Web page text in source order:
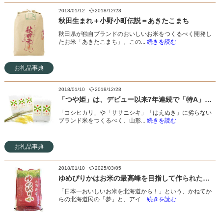
2018/01/12 2018/12/28
秋田生まれ＋小野小町伝説＝あきたこまち
秋田県が独自ブランドのおいしいお米をつくるべく開発し
たお米「あきたこまち」。この... 続きを読む
お礼品事典
2018/01/10 2018/12/28
「つや姫」は、デビュー以来7年連続で「特A」獲得中！
「コシヒカリ」や「ササニシキ」「はえぬき」に劣らない
ブランド米をつくるべく、山形... 続きを読む
お礼品事典
2018/01/10 2025/03/05
ゆめぴりかはお米の最高峰を目指して作られた、北海道民の夢！
「日本一おいしいお米を北海道から！」という、かねてか
らの北海道民の「夢」と、アイ... 続きを読む